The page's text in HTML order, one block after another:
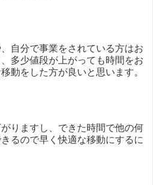
自分で事業をされている方はお
多少値段が上がっても時間をお
動をした方が良いと思います。
りますし、できた時間で他の何
るので早く快適な移動にするに